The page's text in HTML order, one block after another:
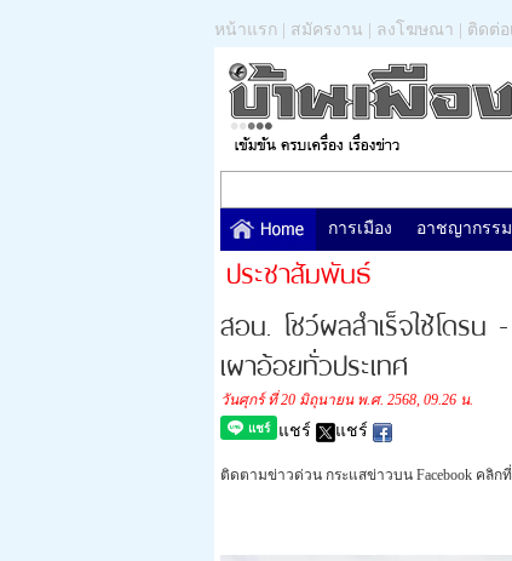
หน้าแรก สมัครงาน ลงโฆษณา ติดต่อ
การเมือง อาชญากรรม
ประชาสัมพันธ์
สอน. โชว์ผลสำเร็จใช้โดรน
เผาอ้อยทั่วประเทศ
วันศุกร์ ที่ 20 มิถุนายน พ.ศ. 2568, 09.26 น.
แชร์ แชร์
ติดตามข่าวด่วน กระแสข่าวบน Facebook คลิก